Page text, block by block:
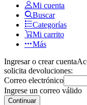
Mi cuenta
Buscar
Categorías
Mi carrito
Más
Ingresar o crear cuenta
solicita devoluciones:
Correo electrónico
Ingrese un correo válido
Continuar